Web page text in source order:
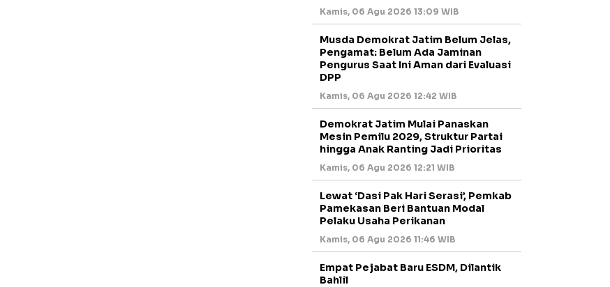
Kamis, 06 Agu 2026 13:09 WIB
Musda Demokrat Jatim Belum Jelas,
Pengamat: Belum Ada Jaminan
Pengurus Saat Ini Aman dari Evaluasi
DPP
Kamis, 06 Agu 2026 12:42 WIB
Demokrat Jatim Mulai Panaskan
Mesin Pemilu 2029, Struktur Partai
hingga Anak Ranting Jadi Prioritas
Kamis, 06 Agu 2026 12:21 WIB
Lewat ‘Dasi Pak Hari Serasi’, Pemkab
Pamekasan Beri Bantuan Modal
Pelaku Usaha Perikanan
Kamis, 06 Agu 2026 11:46 WIB
Empat Pejabat Baru ESDM, Dilantik
Bahlil